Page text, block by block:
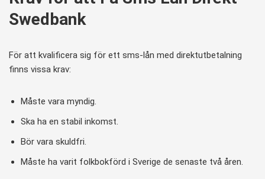
Swedbank
För att kvalificera sig för ett sms-lån med direktutbetalning
finns vissa krav:
Måste vara myndig.
Ska ha en stabil inkomst.
Bör vara skuldfri.
Måste ha varit folkbokförd i Sverige de senaste två åren.